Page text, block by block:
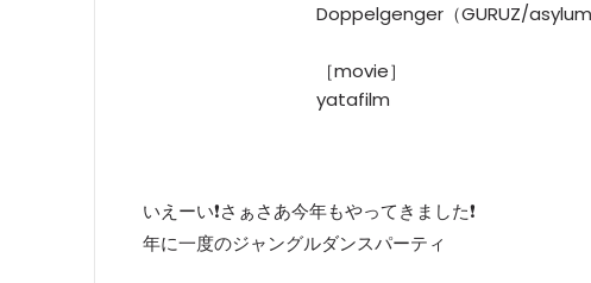
Doppelgenger（GURUZ/asylum
［movie］
yatafilm
いえーい❗️さぁさあ今年もやってきました❗️
年に一度のジャングルダンスパーティ